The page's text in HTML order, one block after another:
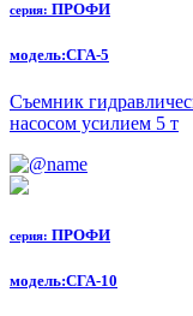
серия: ПРОФИ
модель:СГА-5
Съемник
насосом усилием 5 т
серия: ПРОФИ
модель:СГА-10